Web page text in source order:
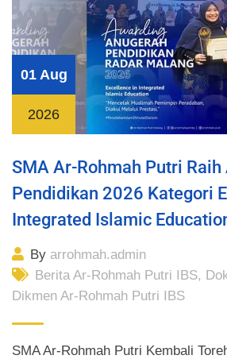
01 Aug
2026
SMA Ar-Rohmah Putri Raih
Pendidikan 2026 Kategori
Integrated Islamic
By arrohmah.admin
Berita Ar-Rohmah Putri IBS,
Dikmen Ar-Rohmah Putri IBS
SMA Ar-Rohmah Putri Kembali